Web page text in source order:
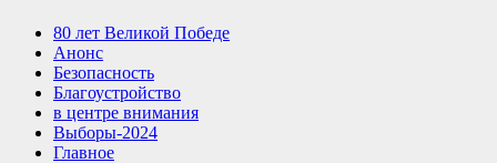
80 лет Великой Победе
Анонс
Безопасность
Благоустройство
в центре внимания
Выборы-2024
Главное